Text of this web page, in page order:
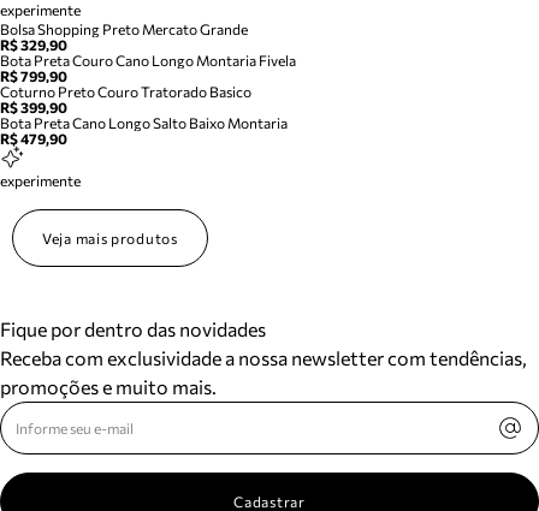
experimente
Bolsa Shopping Preto Mercato Grande
R$ 329,90
Bota Preta Couro Cano Longo Montaria Fivela
R$ 799,90
Coturno Preto Couro Tratorado Basico
R$ 399,90
Bota Preta Cano Longo Salto Baixo Montaria
R$ 479,90
experimente
Veja mais produtos
Fique por dentro das novidades
Receba com exclusividade a nossa newsletter com tendências,
promoções e muito mais.
Cadastrar